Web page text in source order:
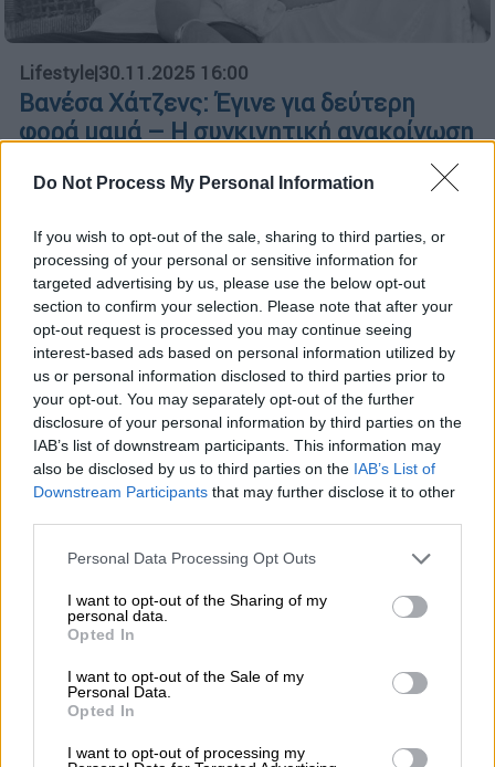
Do Not Process My Personal Information
If you wish to opt-out of the sale, sharing to third parties, or
processing of your personal or sensitive information for
targeted advertising by us, please use the below opt-out
section to confirm your selection. Please note that after your
opt-out request is processed you may continue seeing
interest-based ads based on personal information utilized by
us or personal information disclosed to third parties prior to
your opt-out. You may separately opt-out of the further
disclosure of your personal information by third parties on the
IAB’s list of downstream participants. This information may
also be disclosed by us to third parties on the IAB’s List of
Downstream Participants that may further disclose it to other
Please note that this website/app uses one or more Google
not limited to your visit or usage behaviour. You may click to
grant or deny consent to Google and its third-party tags to
use your data for below specified purposes in below Google
consent section.
Personal Data Processing Opt Outs
I want to opt-out of the Sharing of my
personal data.
Opted In
I want to opt-out of the Sale of my
Personal Data.
Opted In
I want to opt-out of processing my
Lifestyle|30.11.2025 16:00
Βανέσα Χάτζενς: Έγινε για δεύτερη
φορά μαμά – Η συγκινητική ανακοίνωση
Η Βανέσα Χάτζενς ανακοίνωσε τη γέννηση
του δεύτερου παιδιού της με τον Κόουλ
Τάκερ μέσω Instagram
Απίστευτο: Έτσι κάνει ένα μωρό στην
κοιλιά της μαμάς του όταν εκείνη γελάει
Σε περίπτωση που δεν το ξέρεις, αυτό